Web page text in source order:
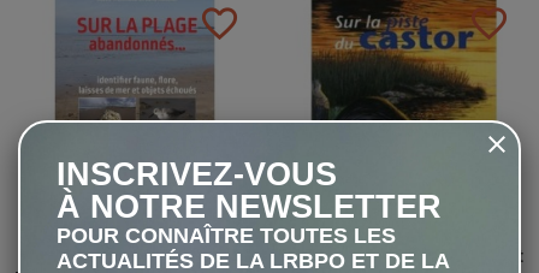
favorite_border
Sur la plage abandonnés...
favorite_border
Sur la piste du Castor - Petit
INSCRIVEZ-VOUS
À NOTRE NEWSLETTER
POUR CONNAÎTRE TOUTES LES
ACTUALITÉS DE LA LRBPO ET DE LA